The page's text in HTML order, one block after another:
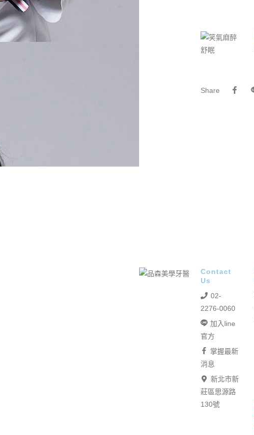
Share
Contact
Us
02-
2276-0060
加入line
官方
掌握最新
消息
新北市新
莊區思源路
130號